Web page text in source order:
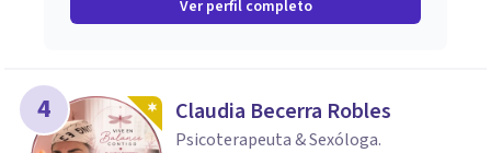
Ver perfil completo
4 Claudia Becerra Robles
Psicoterapeuta & Sexóloga.